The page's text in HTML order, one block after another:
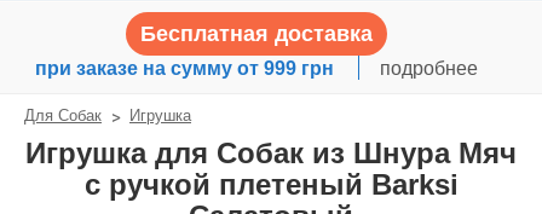
Бесплатная доставка
при заказе на сумму от 999 грн подробнее
Для Собак Игрушка
Игрушка для Собак из Шнура Мяч
с ручкой плетеный Barksi